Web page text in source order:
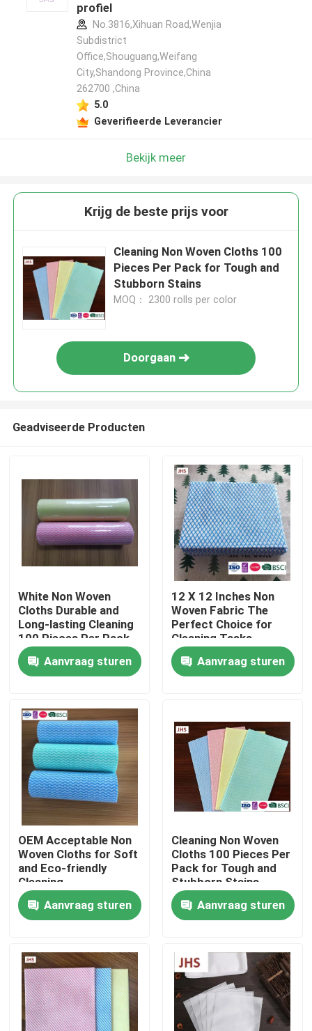
Thuis
Producten
Over ons
Fabriekstocht
Kwaliteitscontrole
Neem contact met ons op
Nieuws
Andere artikelen van textiel
niet-geweven jumbo rollen
profiel
No.3816,Xihuan Road,Wenjia
Subdistrict
Office,Shouguang,Weifang
City,Shandong Province,China
262700 ,China
5.0
Geverifieerde Leverancier
Bekijk meer
Krijg de beste prijs voor
Cleaning Non Woven Cloths 100
Pieces Per Pack for Tough and
Stubborn Stains
MOQ： 2300 rolls per color
Doorgaan
Geadviseerde Producten
White Non Woven
Cloths Durable and
Long-lasting Cleaning
100 Pieces Per Pack
Aanvraag sturen
12 X 12 Inches Non
Woven Fabric The
Perfect Choice for
Cleaning Tasks
Aanvraag sturen
OEM Acceptable Non
Woven Cloths for Soft
and Eco-friendly
Cleaning
Aanvraag sturen
Cleaning Non Woven
Cloths 100 Pieces Per
Pack for Tough and
Stubborn Stains
Aanvraag sturen